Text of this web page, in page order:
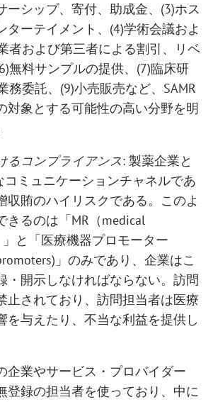
ーシップ、寄付、助成金、(3)ホス
ターテイメント、(4)学術会議およ
者および第三者による割引、リベ
無料サンプルの提供、(7)臨床研
務委託、(9)小売販売など、SAMR
対象とする可能性の高い分野を明
るコンプライアンス: 製薬企業と
コミュニケーションチャネルであ
収賄のハイリスクである。このよ
きるのは「MR（medical
と「医療機器プロモーター
」のみであり、企業はこ
・開示しなければならない。訪問
止されており、訪問担当者は医療
を与えたり、不当な利益を提供し
企業やサービス・プロバイダー
登録の担当者を使っており、中に